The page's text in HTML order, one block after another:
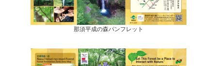
那須平成の森パンフレット